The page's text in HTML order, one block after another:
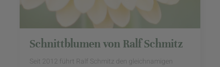
Schnittblumen von Ralf Schmitz
Seit 2012 führt Ralf Schmitz den gleichnamigen